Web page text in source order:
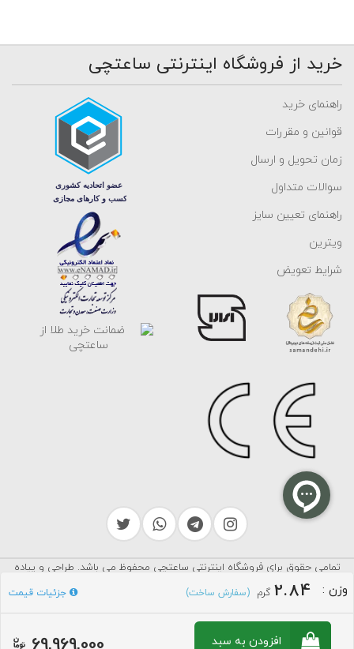
وزن :
2.84 گرم (سفارش ساخت) جزئیات قیمت
افزودن به سبد
خرید از فروشگاه اینترنتی ساعتچی
راهنمای خرید
قوانین و مقررات
زمان تحویل و ارسال
سوالات متداول
راهنمای تعیین سایز
ویترین
شرایط تعویض
تمامی حقوق برای فروشگاه اینترنتی ساعتچی محفوظ می باشد. طراحی و پیاده
سازی توسط